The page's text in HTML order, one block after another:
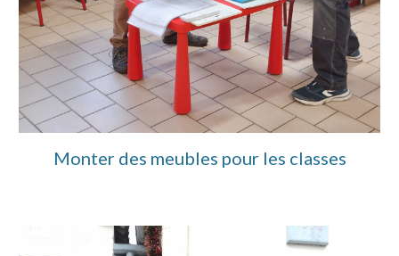
Monter des meubles pour les classes